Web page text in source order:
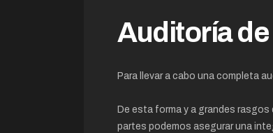
Auditoría
Para llevar a cabo una completa
De esta forma y a grandes
partes podemos asegurar una